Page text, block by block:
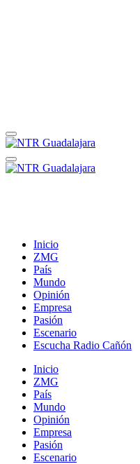
Inicio
ZMG
País
Mundo
Opinión
Empresa
Pasión
Escenario
Escucha Radio Cañón
Inicio
ZMG
País
Mundo
Opinión
Empresa
Pasión
Escenario